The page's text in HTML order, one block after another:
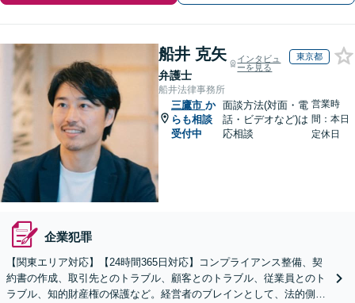
船井 克矢
弁護士
インタビュ
ーを見る
東京都
船井法律事務所
三鷹市 か
らも相談
受付中
面談方法(対面・電
話・ビデオなど)は
応相談
営業時
間：本日
定休日
企業犯罪
【関東エリア対応】【24時間365日対応】コンプライアンス整備、契
約書の作成、取引先とのトラブル、顧客とのトラブル、従業員とのト
ラブル、知的財産権の保護など。経営者のブレインとして、法的側面